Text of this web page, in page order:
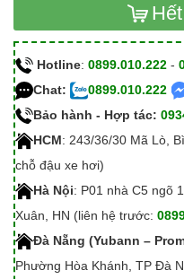
Hotline: 0899.010.222 -
Chat:
0899.010.222
Bảo hành - Hợp tác:
HCM: 243/36/30 Mã Lò,
chỗ đậu xe hơi)
Hà Nội: P01 nhà C5 ngõ
Xuân, HN (liên hệ trước:
Đà Nẵng (Yubann –
Phường Hòa Khánh, TP Đà